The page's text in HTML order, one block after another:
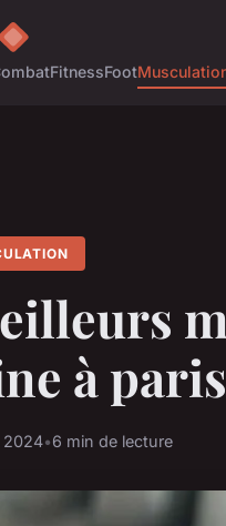
FitnessFoot
à paris
2024•6 min de lecture